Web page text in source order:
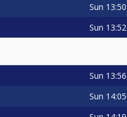
Sun 13:50
Sun 13:52
Sun 13:56
Sun 14:05